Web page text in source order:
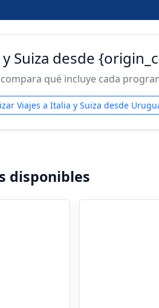
y Suiza desde
qué incluye cada
Viajes a Italia y Suiza desde
disponibles